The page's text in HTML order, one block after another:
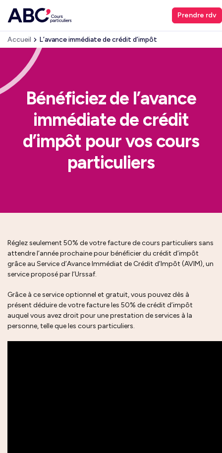
Prendre rdv
Accueil L’avance immédiate de crédit d’impôt
Bénéficiez de l’avance
immédiate de crédit
d’impôt pour vos cours
particuliers
Réglez seulement 50% de votre facture de cours particuliers sans
attendre l’année prochaine pour bénéficier du crédit d’impôt
grâce au Service d’Avance Immédiat de Crédit d’Impôt (AVIM), un
service proposé par l’Urssaf.
Grâce à ce service optionnel et gratuit, vous pouvez dès à
présent déduire de votre facture les 50% de crédit d’impôt
auquel vous avez droit pour une prestation de services à la
personne, telle que les cours particuliers.